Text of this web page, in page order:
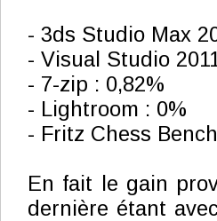
- 3ds Studio Max
- Visual Studio
- 7-zip : 0,82%
- Lightroom : 0%
- Fritz Chess
En fait le gain
dernière étant